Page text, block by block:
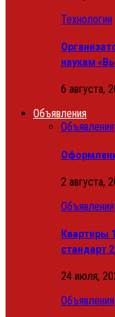
Технологии
наукам
6 августа,
Объявления
Объявления
2 августа,
Объявления
Квартиры
стандарт
24 июля,
Объявления